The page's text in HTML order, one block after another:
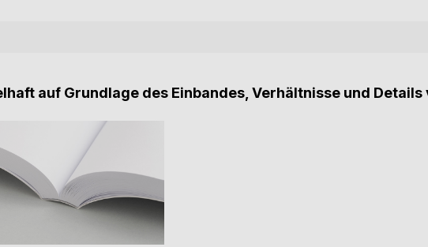
auf Grundlage des Einbandes, Verhältnisse und